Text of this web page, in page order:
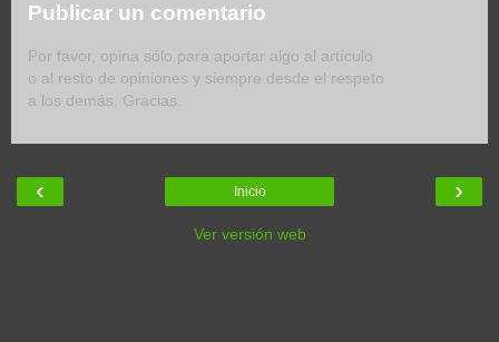
Publicar un comentario
Por favor, opina sólo para aportar algo al artículo
o al resto de opiniones y siempre desde el respeto
a los demás. Gracias.
‹ ›
Inicio
Ver versión web